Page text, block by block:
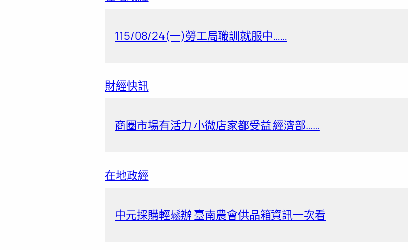
115/08/24(一)勞工局職訓就服中……
財經快訊
商圈市場有活力 小微店家都受益 經濟部……
在地政經
中元採購輕鬆辦 臺南農會供品箱資訊一次看